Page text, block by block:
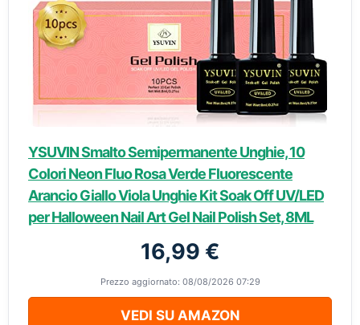
YSUVIN Smalto Semipermanente Unghie, 10
Colori Neon Fluo Rosa Verde Fluorescente
Arancio Giallo Viola Unghie Kit Soak Off UV/LED
per Halloween Nail Art Gel Nail Polish Set, 8ML
16,99 €
Prezzo aggiornato: 08/08/2026 07:29
VEDI SU AMAZON